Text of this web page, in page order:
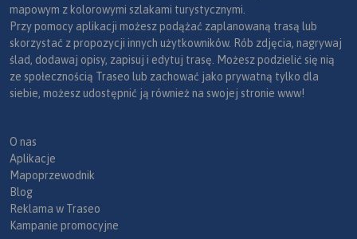
mapowym z kolorowymi szlakami turystycznymi.
Przy pomocy aplikacji możesz podążać zaplanowaną trasą lub
skorzystać z propozycji innych użytkowników. Rób zdjęcia, nagrywaj
ślad, dodawaj opisy, zapisuj i edytuj trasę. Możesz podzielić się nią
ze społecznością Traseo lub zachować jako prywatną tylko dla
siebie, możesz udostępnić ją również na swojej stronie www!
O nas
Aplikacje
Mapoprzewodnik
Blog
Reklama w Traseo
Kampanie promocyjne